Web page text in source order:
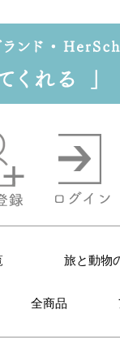
旅と動物
全商品